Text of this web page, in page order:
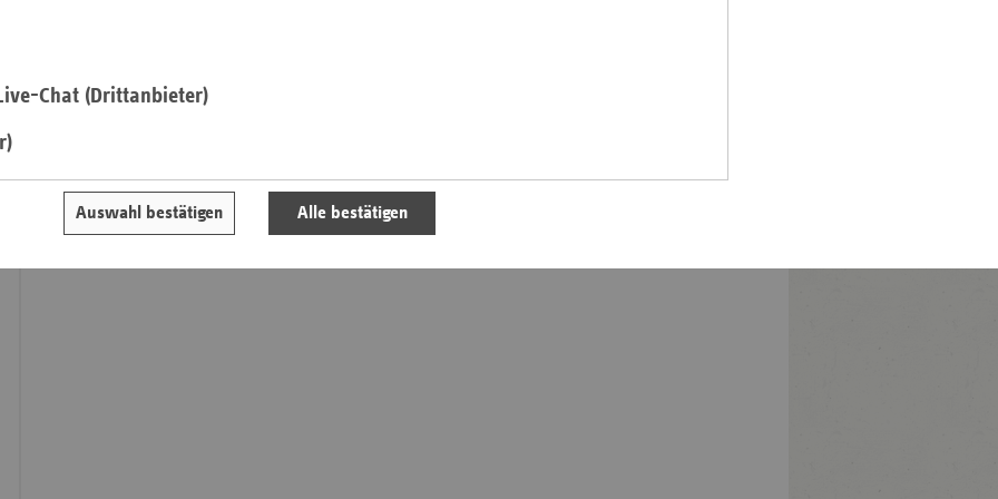
Chat (Drittanbieter)
Auswahl bestätigen Alle bestätigen
Landesvertretung Sachsen-Anhalt